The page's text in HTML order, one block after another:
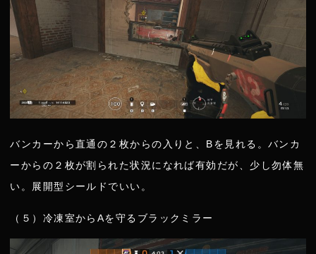
バンカーから直通の２枚からの入りと、Bを見れる。バンカ
ーからの２枚が割られた状況になれば有効だが、少し勿体無
い。展開型シールドでいい。
（５）冷凍室からAを守るブラックミラー